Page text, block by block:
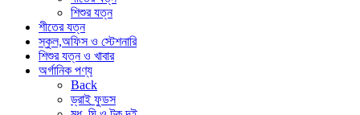
শিশুর যত্ন
শীতের যত্ন
স্কুল,অফিস ও স্টেশনারি
শিশুর যত্ন ও খাবার
অর্গানিক পণ্য
Back
ড্রাই ফুডস